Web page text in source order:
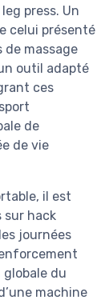
press. Un
celui présenté
de massage
outil adapté
ces
de
de vie
il est
sur hack
journées
du
machine